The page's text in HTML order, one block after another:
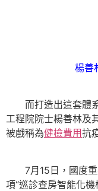
楊善
而打造出這套體系
工程院院士楊善林及
被戲稱為健檢費用抗
7月15日，國度重
項“巡診查房智能化